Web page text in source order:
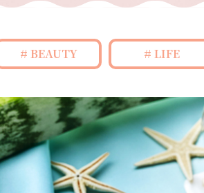
BEAUTY LIFE